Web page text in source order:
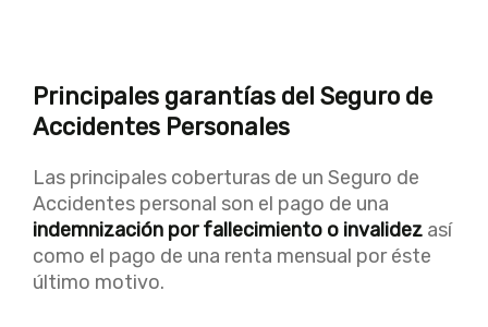
Principales garantías del Seguro de
Accidentes Personales
Las principales coberturas de un Seguro de
Accidentes personal son el pago de una
indemnización por fallecimiento o invalidez así
como el pago de una renta mensual por éste
último motivo.